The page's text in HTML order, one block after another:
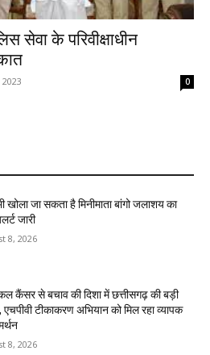
सेवा के परिवीक्षाधीन
0
खोला जा सकता है मिनीमाता बांगो जलाशय का
जारी
8, 2026
कैंसर से बचाव की दिशा में छत्तीसगढ़ की बड़ी
एचपीवी टीकाकरण अभियान को मिल रहा व्यापक
8, 2026